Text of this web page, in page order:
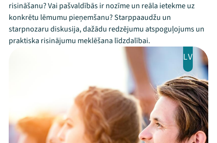
risināšanu? Vai pašvaldībās ir nozīme un reāla ietekme uz
konkrētu lēmumu pieņemšanu? Starppaaudžu un
starpnozaru diskusija, dažādu redzējumu atspoguļojums un
praktiska risinājumu meklēšana līdzdalībai.
LV